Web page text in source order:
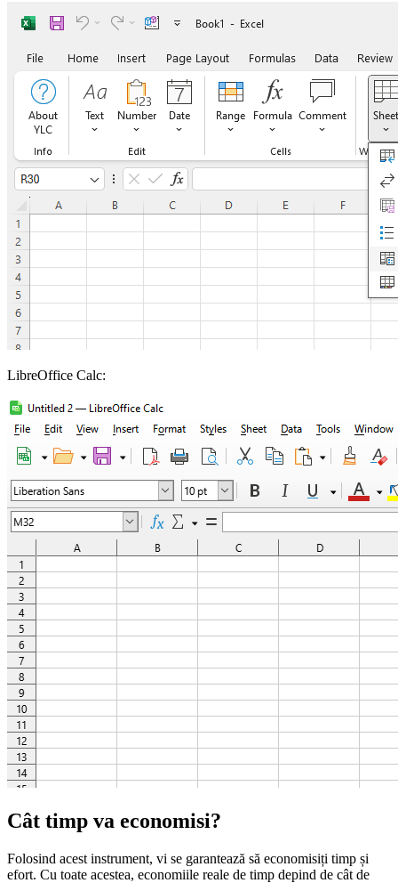
LibreOffice Calc:
Cât timp va economisi?
Folosind acest instrument, vi se garantează să economisiți timp și
efort. Cu toate acestea, economiile reale de timp depind de cât de